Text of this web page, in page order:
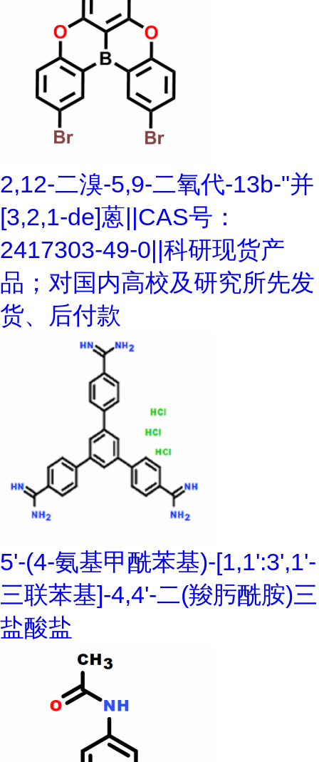
2,12-二溴-5,9-二氧代-13b-"并
[3,2,1-de]蒽||CAS号：
2417303-49-0||科研现货产
品；对国内高校及研究所先发
货、后付款
5'-(4-氨基甲酰苯基)-[1,1':3',1'-
三联苯基]-4,4'-二(羧肟酰胺)三
盐酸盐